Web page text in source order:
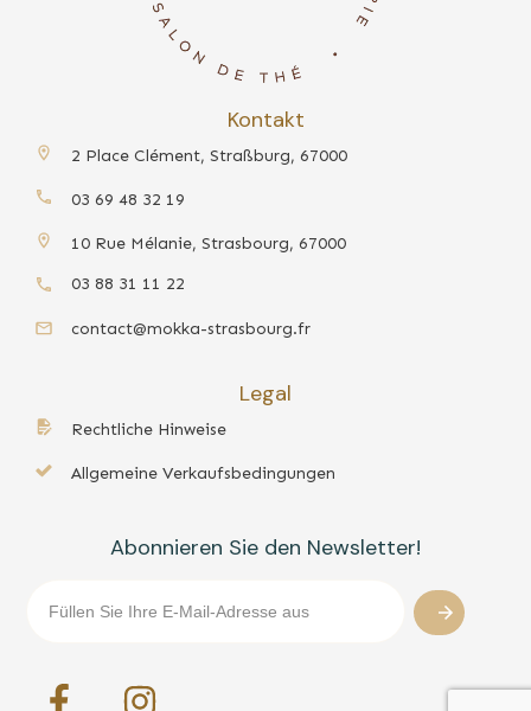
Kontakt
2 Place Clément, Straßburg, 67000
03 69 48 32 19
10 Rue Mélanie, Strasbourg, 67000
03 88 31 11 22
contact@mokka-strasbourg.fr
Legal
Rechtliche Hinweise
Allgemeine Verkaufsbedingungen
Abonnieren Sie den Newsletter!